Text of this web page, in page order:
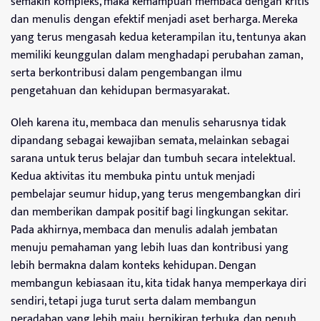
dan menulis dengan efektif menjadi aset berharga. Mereka
yang terus mengasah kedua keterampilan itu, tentunya akan
memiliki keunggulan dalam menghadapi perubahan zaman,
serta berkontribusi dalam pengembangan ilmu
pengetahuan dan kehidupan bermasyarakat.
Oleh karena itu, membaca dan menulis seharusnya tidak
dipandang sebagai kewajiban semata, melainkan sebagai
sarana untuk terus belajar dan tumbuh secara intelektual.
Kedua aktivitas itu membuka pintu untuk menjadi
pembelajar seumur hidup, yang terus mengembangkan diri
dan memberikan dampak positif bagi lingkungan sekitar.
Pada akhirnya, membaca dan menulis adalah jembatan
menuju pemahaman yang lebih luas dan kontribusi yang
lebih bermakna dalam konteks kehidupan. Dengan
membangun kebiasaan itu, kita tidak hanya memperkaya diri
sendiri, tetapi juga turut serta dalam membangun